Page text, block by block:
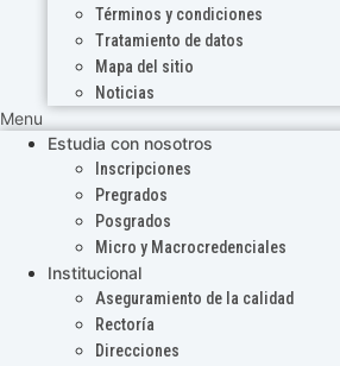
Términos y condiciones
Tratamiento de datos
Mapa del sitio
Noticias
Menu
Estudia con nosotros
Inscripciones
Pregrados
Posgrados
Micro y Macrocredenciales
Institucional
Aseguramiento de la calidad
Rectoría
Direcciones